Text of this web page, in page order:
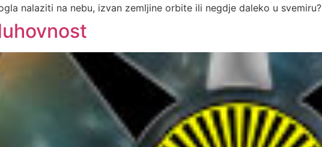
nalaziti na nebu, izvan zemljine orbite ili negdje daleko u svemiru?